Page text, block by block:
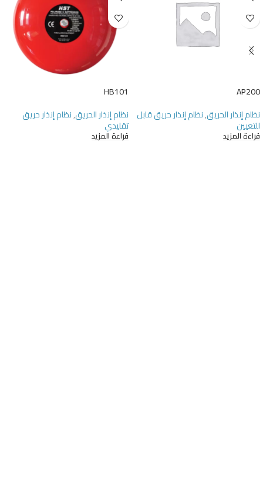
AP200
نظام إنذار الحريق,نظام إنذار حريق قابل
للتعيين
قراءة المزيد
HB101
نظام إنذار الحريق,نظام إنذار حريق
تقليدي
قراءة المزيد